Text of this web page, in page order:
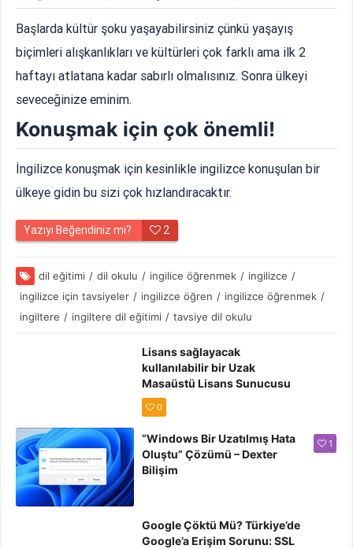
Başlarda kültür şoku yaşayabilirsiniz çünkü yaşayış
biçimleri alışkanlıkları ve kültürleri çok farklı ama ilk 2
haftayı atlatana kadar sabırlı olmalısınız. Sonra ülkeyi
seveceğinize eminim.
Konuşmak için çok önemli!
İngilizce konuşmak için kesinlikle ingilizce konuşulan bir
ülkeye gidin bu sizi çok hızlandıracaktır.
Yazıyı Beğendiniz mi? 2
dil eğitimi / dil okulu / ingilice öğrenmek / ingilizce /
ingilizce için tavsiyeler / ingilizce öğren / ingilizce öğrenmek /
ingiltere / ingiltere dil eğitimi / tavsiye dil okulu
Lisans sağlayacak
kullanılabilir bir Uzak
Masaüstü Lisans Sunucusu
olmadığından” Hatası
Çözümü
0
“Windows Bir Uzatılmış Hata
Oluştu” Çözümü – Dexter
Bilişim
1
Google Çöktü Mü? Türkiye’de
Google’a Erişim Sorunu: SSL